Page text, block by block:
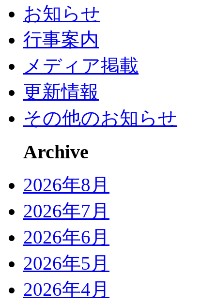
お知らせ
行事案内
メディア掲載
更新情報
その他のお知らせ
Archive
2026年8月
2026年7月
2026年6月
2026年5月
2026年4月